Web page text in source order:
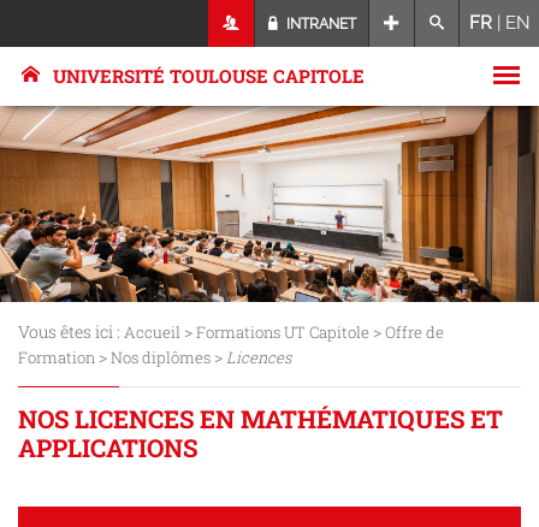
INTRANET FR | EN
UNIVERSITÉ TOULOUSE CAPITOLE
Vous êtes ici : Accueil >Formations UT Capitole >Offre de
Formation >Nos diplômes >Licences
NOS LICENCES EN MATHÉMATIQUES ET
APPLICATIONS